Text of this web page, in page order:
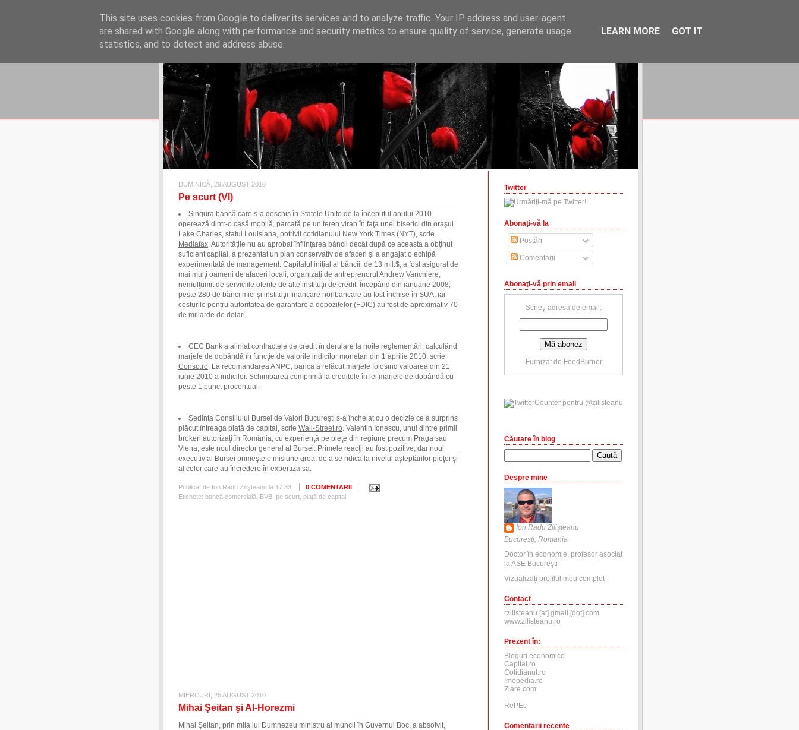
REFLECŢII ECONOMICE
blog de reflecţii, informaţii şi opinii economice
DUMINICĂ, 29 AUGUST 2010
Pe scurt (VI)
Singura bancă care s-a deschis în Statele Unite de la începutul anului 2010
operează dintr-o casă mobilă, parcată pe un teren viran în faţa unei biserici din oraşul
Lake Charles, statul Louisiana, potrivit cotidianului New York Times (NYT), scrie
Mediafax. Autorităţile nu au aprobat înfiinţarea băncii decât după ce aceasta a obţinut
suficient capital, a prezentat un plan conservativ de afaceri şi a angajat o echipă
experimentată de management. Capitalul iniţial al băncii, de 13 mil.$, a fost asigurat de
mai mulţi oameni de afaceri locali, organizaţi de antreprenorul Andrew Vanchiere,
nemulţumit de serviciile oferite de alte instituţii de credit. Începând din ianuarie 2008,
peste 280 de bănci mici şi instituţii financare nonbancare au fost închise în SUA, iar
costurile pentru autoritatea de garantare a depozitelor (FDIC) au fost de aproximativ 70
de miliarde de dolari.
CEC Bank a aliniat contractele de credit în derulare la noile reglementări, calculând
marjele de dobândă în funcţie de valorile indicilor monetari din 1 aprilie 2010, scrie
Conso.ro. La recomandarea ANPC, banca a refăcut marjele folosind valoarea din 21
iunie 2010 a indicilor. Schimbarea comprimă la creditele în lei marjele de dobândă cu
peste 1 punct procentual.
Şedinţa Consiliului Bursei de Valori Bucureşti s-a încheiat cu o decizie ce a surprins
plăcut întreaga piaţă de capital, scrie Wall-Street.ro. Valentin Ionescu, unul dintre primii
brokeri autorizaţi în România, cu experienţă pe pieţe din regiune precum Praga sau
Viena, este noul director general al Bursei. Primele reacţii au fost pozitive, dar noul
executiv al Bursei primeşte o misiune grea: de a se ridica la nivelul aşteptărilor pieţei şi
al celor care au încredere în expertiza sa.
Publicat de Ion Radu Zilişteanu la 17:33
0 COMENTARII
Etichete: bancă comercială BVB pe scurt piaţă de capital
MIERCURI, 25 AUGUST 2010
Mihai Şeitan şi Al-Horezmi
Mihai Şeitan, prin mila lui Dumnezeu ministru al muncii în Guvernul Boc, a absolvit,
Twitter
Abonați-vă la
Postări
Comentarii
Abonaţi-vă prin email
Scrieţi adresa de email:
Furnizat de FeedBurner
Căutare în blog
Despre mine
Ion Radu Zilişteanu
Bucureşti, Romania
Doctor în economie, profesor asociat
la ASE Bucureşti
Vizualizați profilul meu complet
Contact
rzilisteanu [at] gmail [dot] com
www.zilisteanu.ro
Prezent în:
Bloguri economice
Capital.ro
Cotidianul.ro
Imopedia.ro
Ziare.com
RePEc
Comentarii recente
This site uses cookies from Google to deliver its services and to analyze traffic. Your IP address and user-agent
are shared with Google along with performance and security metrics to ensure quality of service, generate usage
statistics, and to detect and address abuse.
LEARN MORE GOT IT